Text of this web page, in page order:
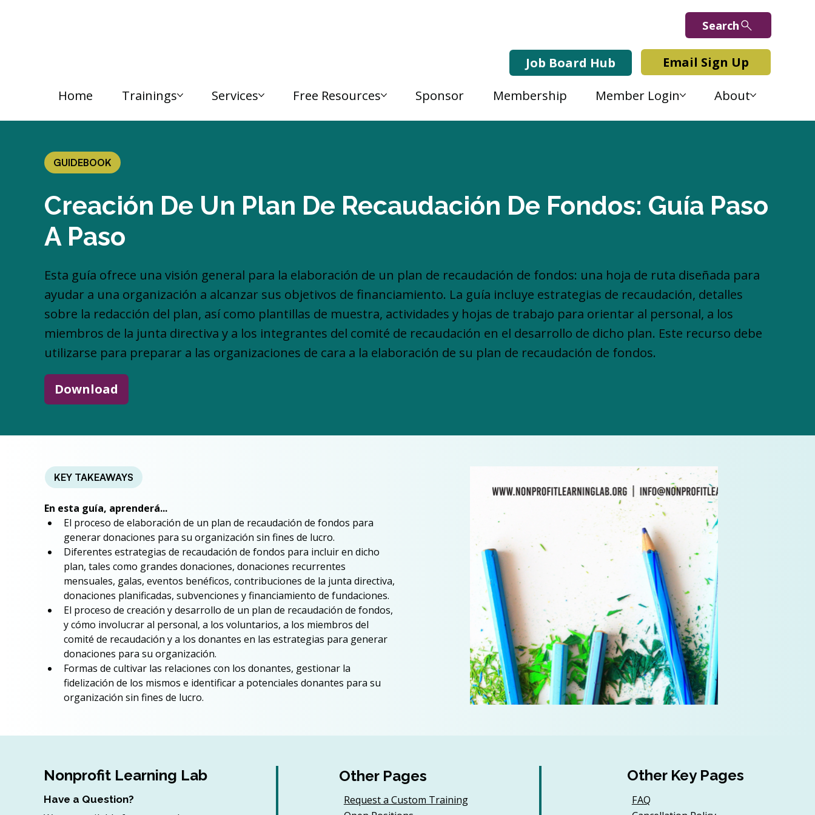
Search
Job Board Hub Email Sign Up
Home Trainings Services Free Resources Sponsor Membership Member Login About
GUIDEBOOK
Creación De Un Plan De Recaudación De Fondos: Guía Paso
A Paso
Esta guía ofrece una visión general para la elaboración de un plan de recaudación de fondos: una hoja de ruta diseñada para
ayudar a una organización a alcanzar sus objetivos de financiamiento. La guía incluye estrategias de recaudación, detalles
sobre la redacción del plan, así como plantillas de muestra, actividades y hojas de trabajo para orientar al personal, a los
miembros de la junta directiva y a los integrantes del comité de recaudación en el desarrollo de dicho plan. Este recurso debe
utilizarse para preparar a las organizaciones de cara a la elaboración de su plan de recaudación de fondos.
Download
KEY TAKEAWAYS
En esta guía, aprenderá...
El proceso de elaboración de un plan de recaudación de fondos para
generar donaciones para su organización sin fines de lucro.
Diferentes estrategias de recaudación de fondos para incluir en dicho
plan, tales como grandes donaciones, donaciones recurrentes
mensuales, galas, eventos benéficos, contribuciones de la junta directiva,
donaciones planificadas, subvenciones y financiamiento de fundaciones.
El proceso de creación y desarrollo de un plan de recaudación de fondos,
y cómo involucrar al personal, a los voluntarios, a los miembros del
comité de recaudación y a los donantes en las estrategias para generar
donaciones para su organización.
Formas de cultivar las relaciones con los donantes, gestionar la
fidelización de los mismos e identificar a potenciales donantes para su
organización sin fines de lucro.
Nonprofit Learning Lab
Have a Question?
Other Pages
Request a Custom Training
Other Key Pages
FAQ